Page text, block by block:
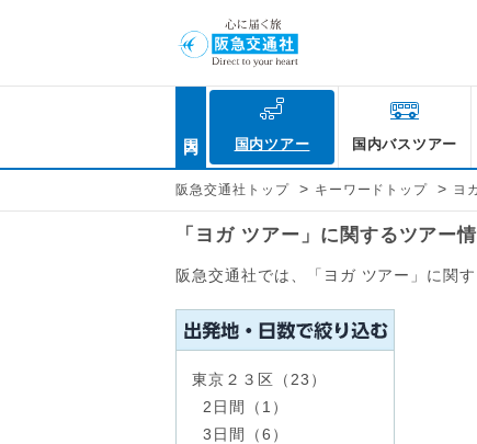
国内ツアー 国内バスツアー
阪急交通社トップ > キーワードトップ > ヨ
「ヨガ ツアー」に関するツアー
阪急交通社では、「ヨガ ツアー」に関
東京２３区（23）
2日間（1）
3日間（6）